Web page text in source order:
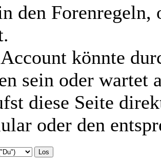
den Forenregeln,
könnte
sein oder wartet
diese Seite
oder den